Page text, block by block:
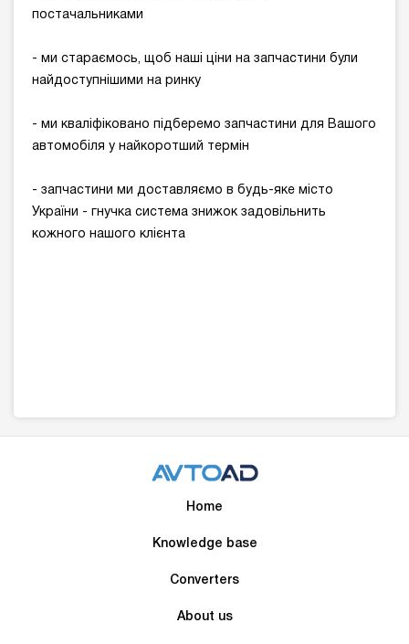
постачальниками
- ми стараємось, щоб наші ціни на запчастини були
найдоступнішими на ринку
- ми кваліфіковано підберемо запчастини для Вашого
автомобіля у найкоротший термін
- запчастини ми доставляємо в будь-яке місто
України - гнучка система знижок задовільнить
кожного нашого клієнта
Home
Knowledge base
Converters
About us